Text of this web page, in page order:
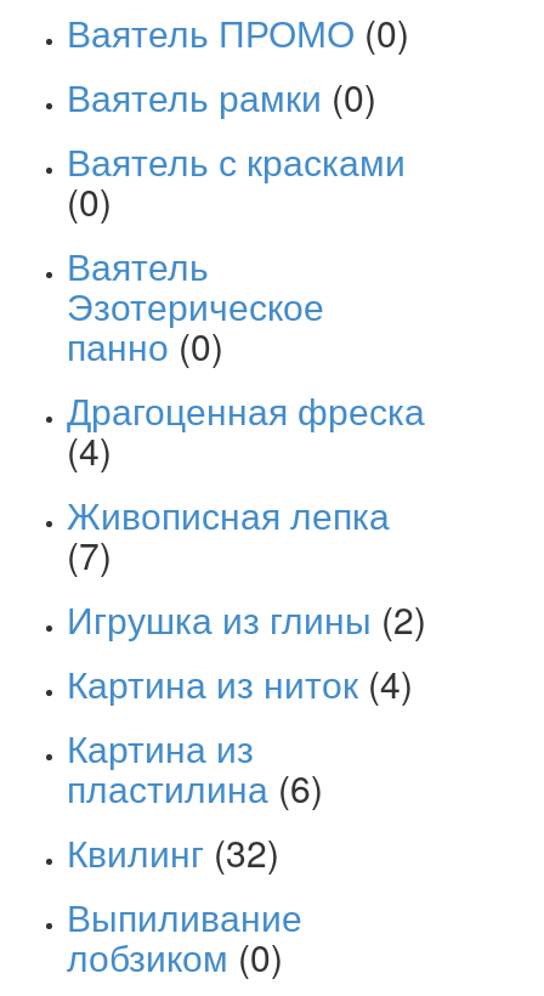
Ваятель ПРОМО (0)
Ваятель рамки (0)
Ваятель с красками
(0)
Ваятель
Эзотерическое
панно (0)
Драгоценная фреска
(4)
Живописная лепка
(7)
Игрушка из глины (2)
Картина из ниток (4)
Картина из
пластилина (6)
Квилинг (32)
Выпиливание
лобзиком (0)